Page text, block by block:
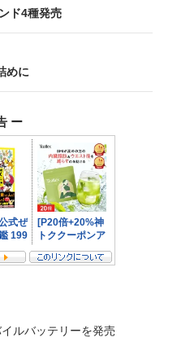
ド4種発売
めに
ー
ルバッテリーを発売